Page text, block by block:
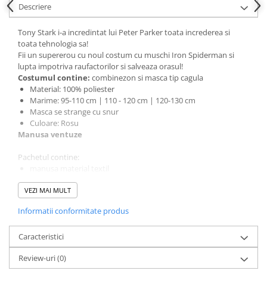
Descriere
Tony Stark i-a incredintat lui Peter Parker toata increderea si
toata tehnologia sa!
Fii un supererou cu noul costum cu muschi Iron Spiderman si
lupta impotriva raufactorilor si salveaza orasul!
Costumul contine: combinezon si masca tip cagula
Material: 100% poliester
Marime: 95-110 cm | 110 - 120 cm | 120-130 cm
Masca se strange cu snur
Culoare: Rosu
Manusa ventuze
Pachetul contine:
lansator cu curea
ventuze Spiderman
Tip: cu LED (in jurul ochilor)
Culoare: rosu
Material: plastic dur
Prindere elastica
Marime: universala
VEZI MAI MULT
Informatii conformitate produs
Caracteristici
Review-uri(0)